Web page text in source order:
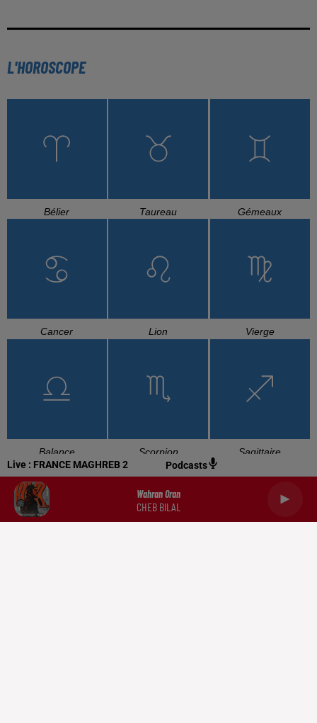
Live : FRANCE MAGHREB 2 Podcasts
Wahran Oran
CHEB BILAL
L'HOROSCOPE
Bélier Taureau Gémeaux
Cancer Lion Vierge
Balance Scorpion Sagittaire